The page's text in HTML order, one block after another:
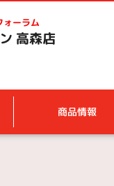
ォーラム
高森店
商品情報